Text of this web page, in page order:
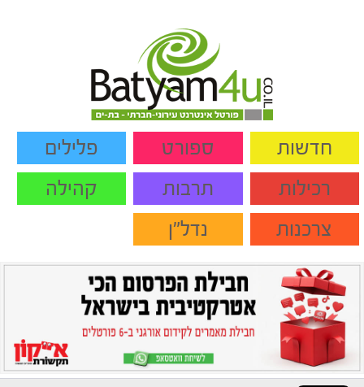
חדשות ספורט
פלילים
רכילות
תרבות
קהילה
צרכנות
נדל"ן